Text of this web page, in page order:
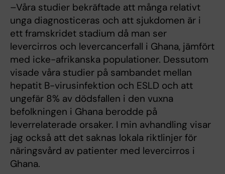
–Våra studier bekräftade att många relativt
unga diagnosticeras och att sjukdomen är i
ett framskridet stadium då man ser
levercirros och levercancerfall i Ghana, jämfört
med icke-afrikanska populationer. Dessutom
visade våra studier på sambandet mellan
hepatit B-virusinfektion och ESLD och att
ungefär 8% av dödsfallen i den vuxna
befolkningen i Ghana berodde på
leverrelaterade orsaker. I min avhandling visar
jag också att det saknas lokala riktlinjer för
näringsvård av patienter med levercirros i
Ghana.